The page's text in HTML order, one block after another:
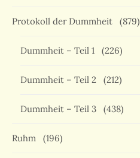
Protokoll der Dummheit (879)
Dummheit – Teil 1 (226)
Dummheit – Teil 2 (212)
Dummheit – Teil 3 (438)
Ruhm (196)